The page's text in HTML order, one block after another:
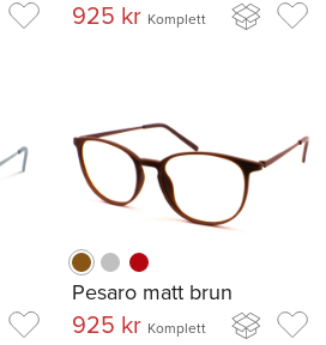
925 kr Komplett
Pesaro matt brun
925 kr Komplett